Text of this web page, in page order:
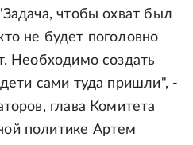
чтобы охват был
не будет поголовно
Необходимо создать
сами туда пришли", -
глава Комитета
политике Артем